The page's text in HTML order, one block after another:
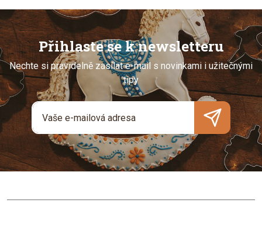
Přihlaste se k newsletteru
Nechte si pravidelně zasílat e-mail s novinkami i užitečnými
tipy